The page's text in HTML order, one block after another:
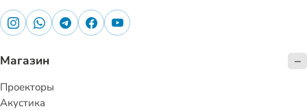
Магазин
Проекторы
Акустика